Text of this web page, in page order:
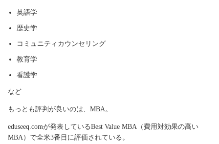
英語学
歴史学
コミュニティカウンセリング
教育学
看護学
など
もっとも評判が良いのは、MBA。
eduseeq.comが発表しているBest Value MBA（費用対効果の高い
MBA）で全米3番目に評価されている。